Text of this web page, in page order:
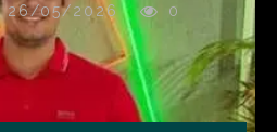
26/05/2026 0